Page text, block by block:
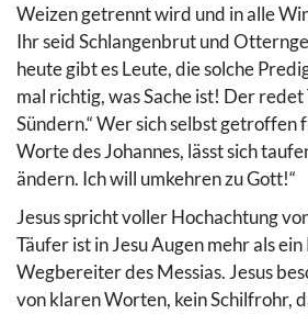
Weizen getrennt wird und in alle
Ihr seid Schlangenbrut und
heute gibt es Leute, die solche
mal richtig, was Sache ist! Der redet
Sündern.“ Wer sich selbst
Worte des Johannes, lässt sich
ändern. Ich will umkehren zu Gott!“
Jesus spricht voller Hochachtung
Täufer ist in Jesu Augen mehr als
Wegbereiter des Messias. Jesus
von klaren Worten, kein Schilfrohr,